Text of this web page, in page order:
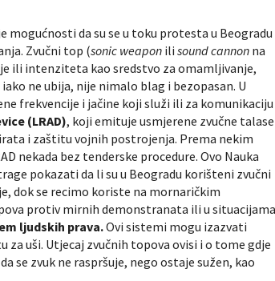
da su se u toku protesta u Beogradu
Zvučni top (sonic weapon ilisound cannon na
ili intenziteta kao sredstvo za omamljivanje,
ne ubija, nije nimalo blag i bezopasan. U
frekvencije i jačine koji služi ili za komunikaciju
(LRAD), koji emituje usmjerene zvučne talase
i zaštitu vojnih postrojenja. Prema nekim
nekada bez tenderske procedure. Ovo Nauka
pokazati da li su u Beogradu korišteni zvučni
dok se recimo koriste na mornaričkim
protiv mirnih demonstranata ili u
ljudskih prava.Ovi sistemi mogu izazvati
uši. Utjecaj zvučnih topova ovisi i o tome gdje
se zvuk ne raspršuje, nego ostaje sužen, kao